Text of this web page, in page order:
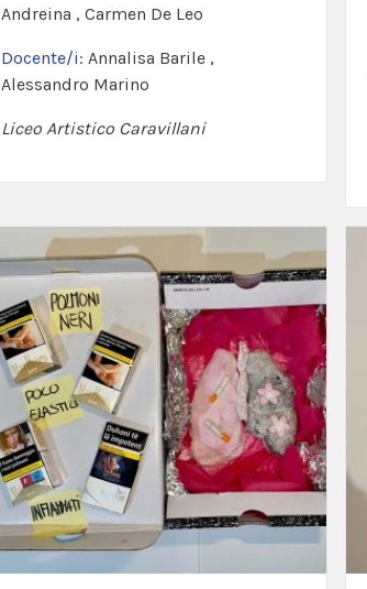
Andreina , Carmen De Leo
Docente/i:Annalisa Barile ,
Alessandro Marino
Liceo Artistico Caravillani